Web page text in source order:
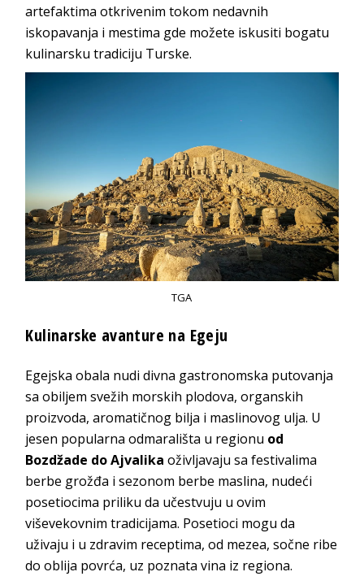
artefaktima otkrivenim tokom nedavnih
iskopavanja i mestima gde možete iskusiti bogatu
kulinarsku tradiciju Turske.
TGA
Kulinarske avanture na Egeju
Egejska obala nudi divna gastronomska putovanja
sa obiljem svežih morskih plodova, organskih
proizvoda, aromatičnog bilja i maslinovog ulja. U
jesen popularna odmarališta u regionu od
Bozdžade do Ajvalika oživljavaju sa festivalima
berbe grožđa i sezonom berbe maslina, nudeći
posetiocima priliku da učestvuju u ovim
viševekovnim tradicijama. Posetioci mogu da
uživaju i u zdravim receptima, od mezea, sočne ribe
do oblija povrća, uz poznata vina iz regiona.